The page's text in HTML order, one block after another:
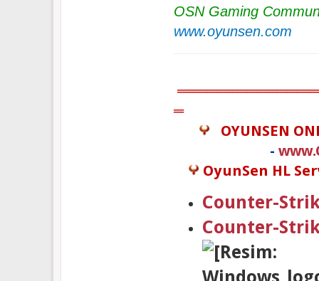
OSN Gaming
www.oyunsen.com
═
OYUNSEN
-
OyunSen HL
Counter-
Counter-